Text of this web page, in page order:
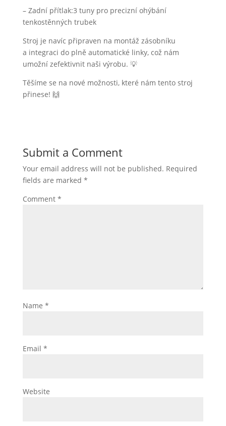
– Zadní přítlak:3 tuny pro precizní ohýbání
tenkostěnných trubek
Stroj je navíc připraven na montáž zásobníku
a integraci do plně automatické linky, což nám
umožní zefektivnit naši výrobu. 💡
Těšíme se na nové možnosti, které nám tento stroj
přinese! 🙌
Submit a Comment
Your email address will not be published. Required
fields are marked *
Comment *
Name *
Email *
Website